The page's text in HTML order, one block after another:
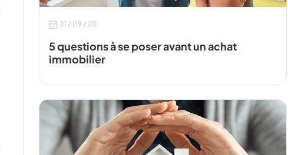
21 / 09 / 20
5 questions à se poser avant un achat
immobilier